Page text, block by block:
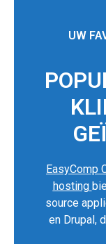
UW
EasyComp
hosting
source
en Drupal,